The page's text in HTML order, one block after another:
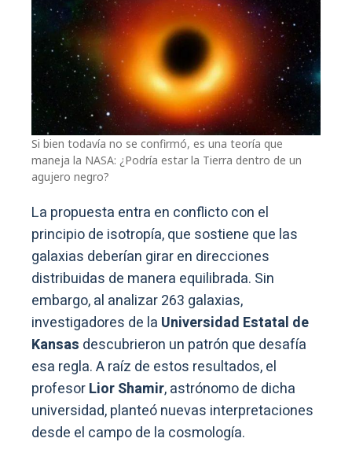
Si bien todavía no se confirmó, es una teoría que
maneja la NASA: ¿Podría estar la Tierra dentro de un
agujero negro?
La propuesta entra en conflicto con el
principio de isotropía, que sostiene que las
galaxias deberían girar en direcciones
distribuidas de manera equilibrada. Sin
embargo, al analizar 263 galaxias,
investigadores de la Universidad Estatal de
Kansas descubrieron un patrón que desafía
esa regla. A raíz de estos resultados, el
profesorLior Shamir, astrónomo de dicha
universidad, planteó nuevas interpretaciones
desde el campo de la cosmología.